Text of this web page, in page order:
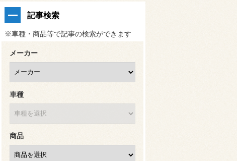
記事検索
※車種・商品等で記事の検索ができます
メーカー
車種
商品